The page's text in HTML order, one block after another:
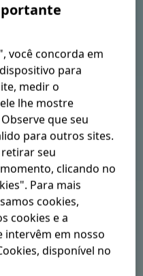
as
pode
costas?
pode ser causada por
ao carregar algum
pode ser classificado
costas", onde a causa
intervertebrais ou
você concorda em
para
medir o
lhe mostre
que seu
para outros sites.
seu
clicando no
Para mais
cookies,
cookies e a
intervêm em nosso
disponível no